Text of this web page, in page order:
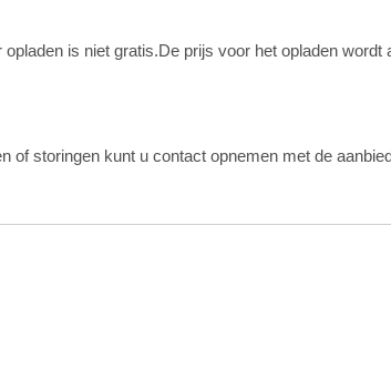
is niet gratis.De prijs voor het opladen wordt
of storingen kunt u contact opnemen met de